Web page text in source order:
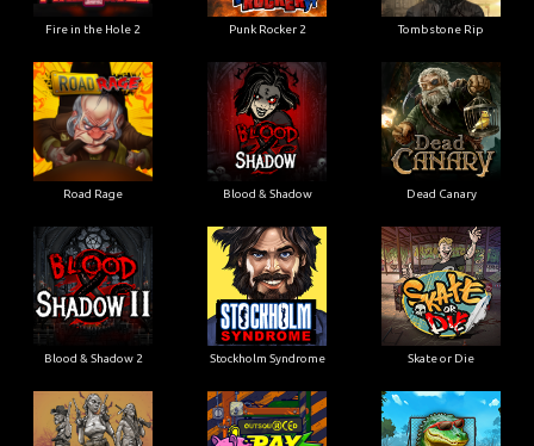
Fire in the Hole 2 Punk Rocker 2 Tombstone Rip
Road Rage Blood & Shadow Dead Canary
Blood & Shadow 2 Stockholm Syndrome Skate or Die